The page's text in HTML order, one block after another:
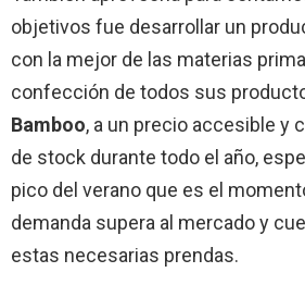
objetivos fue desarrollar un
con la mejor de las materias
confección de todos sus
Bamboo, a un precio accesible y
de stock durante todo el año,
pico del verano que es el
demanda supera al mercado y
estas necesarias prendas.